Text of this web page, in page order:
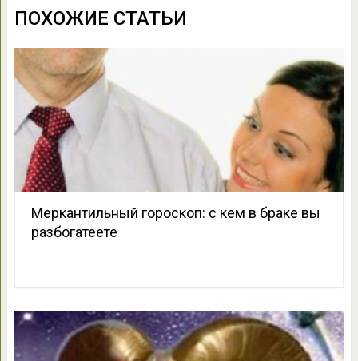
ПОХОЖИЕ СТАТЬИ
Меркантильный гороскоп: с кем в браке вы
разбогатеете